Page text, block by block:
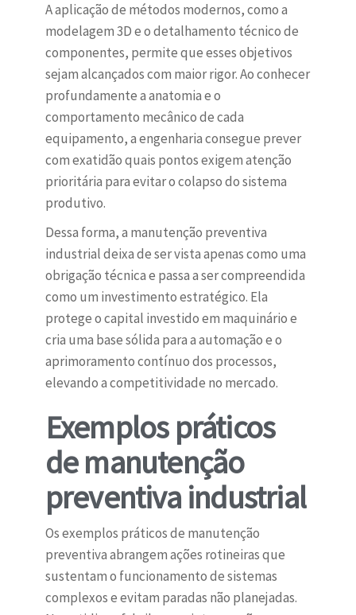
A aplicação de métodos modernos, como a
modelagem 3D e o detalhamento técnico de
componentes, permite que esses objetivos
sejam alcançados com maior rigor. Ao conhecer
profundamente a anatomia e o
comportamento mecânico de cada
equipamento, a engenharia consegue prever
com exatidão quais pontos exigem atenção
prioritária para evitar o colapso do sistema
produtivo.
Dessa forma, a manutenção preventiva
industrial deixa de ser vista apenas como uma
obrigação técnica e passa a ser compreendida
como um investimento estratégico. Ela
protege o capital investido em maquinário e
cria uma base sólida para a automação e o
aprimoramento contínuo dos processos,
elevando a competitividade no mercado.
Exemplos práticos
de manutenção
preventiva industrial
Os exemplos práticos de manutenção
preventiva abrangem ações rotineiras que
sustentam o funcionamento de sistemas
complexos e evitam paradas não planejadas.